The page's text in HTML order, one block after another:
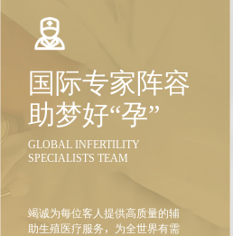
国际专家阵容
助梦好“孕”
GLOBAL INFERTILITY
SPECIALISTS TEAM
竭诚为每位客人提供高质量的辅
助生殖医疗服务，为全世界有需